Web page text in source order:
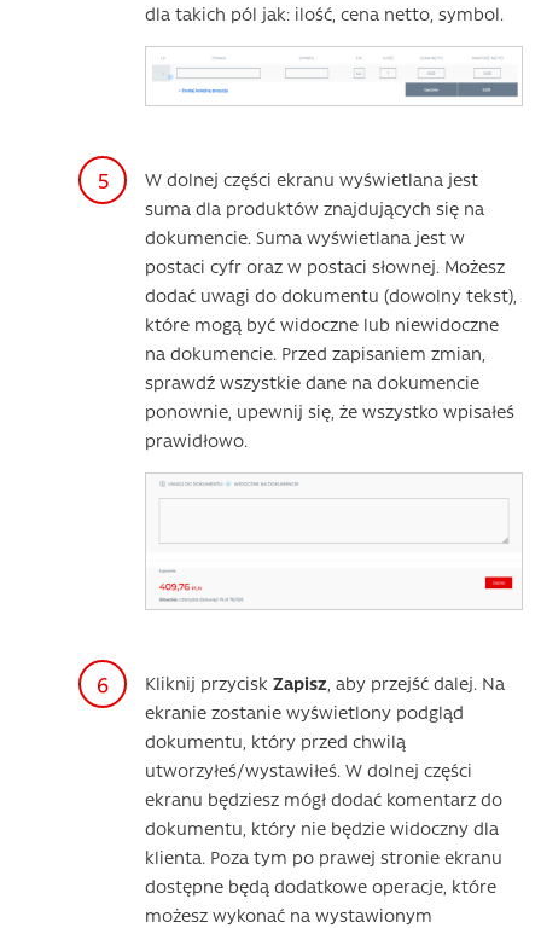
dla takich pól jak: ilość, cena netto, symbol.
W dolnej części ekranu wyświetlana jest
suma dla produktów znajdujących się na
dokumencie. Suma wyświetlana jest w
postaci cyfr oraz w postaci słownej. Możesz
dodać uwagi do dokumentu (dowolny tekst),
które mogą być widoczne lub niewidoczne
na dokumencie. Przed zapisaniem zmian,
sprawdź wszystkie dane na dokumencie
ponownie, upewnij się, że wszystko wpisałeś
prawidłowo.
Kliknij przycisk Zapisz , aby przejść dalej. Na
ekranie zostanie wyświetlony podgląd
dokumentu, który przed chwilą
utworzyłeś/wystawiłeś. W dolnej części
ekranu będziesz mógł dodać komentarz do
dokumentu, który nie będzie widoczny dla
klienta. Poza tym po prawej stronie ekranu
dostępne będą dodatkowe operacje, które
możesz wykonać na wystawionym